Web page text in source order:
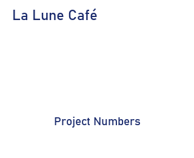
La Lune Café
Project Numbers